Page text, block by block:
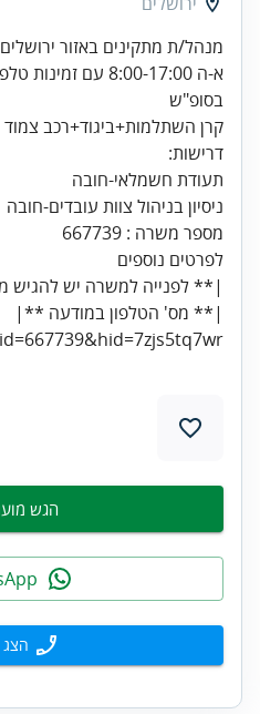
מנהל/ת מתקינים באזור ירושלים
בסופ"ש
קרן השתלמות+ביגוד+רכב צמוד
דרישות:
תעודת חשמלאי-חובה
ניסיון בניהול צוות עובדים-חובה
מספר משרה : 667739
לפרטים נוספים
|** לפנייה למשרה יש להגיש
|** מס' הטלפון במודעה **|
הגש
הצג